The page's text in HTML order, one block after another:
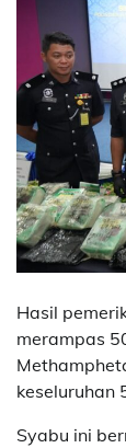
Hasil
merampas
keseluruhan
Syabu ini